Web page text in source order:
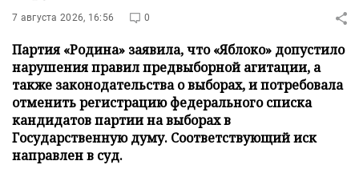
7 августа 2026, 16:56 0
Партия «Родина» заявила, что «Яблоко» допустило
нарушения правил предвыборной агитации, а
также законодательства о выборах, и потребовала
отменить регистрацию федерального списка
кандидатов партии на выборах в
Государственную думу. Соответствующий иск
направлен в суд.